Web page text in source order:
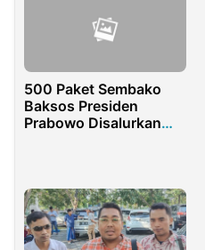
500 Paket Sembako
Baksos Presiden
Prabowo Disalurkan